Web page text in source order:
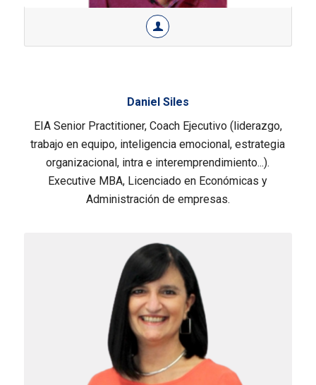
Daniel Siles
EIA Senior Practitioner, Coach Ejecutivo (liderazgo,
trabajo en equipo, inteligencia emocional, estrategia
organizacional, intra e interemprendimiento...).
Executive MBA, Licenciado en Económicas y
Administración de empresas.